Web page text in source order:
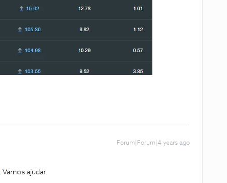
Forum|Forum|4 years ago
. Vamos ajudar.